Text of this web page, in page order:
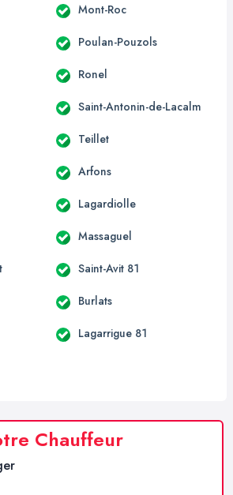
Mont-Roc
Poulan-Pouzols
Ronel
Saint-Antonin-de-Lacalm
Teillet
Arfons
Lagardiolle
Massaguel
Saint-Avit 81
Burlats
Lagarrigue 81
Chauffeur